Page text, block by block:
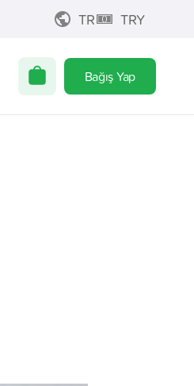
TR TRY
Bağış Yap